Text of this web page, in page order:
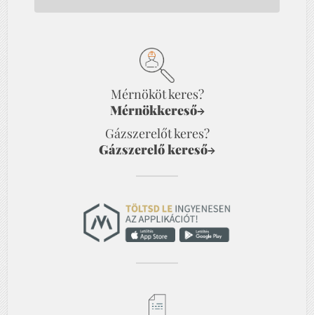
Mérnököt keres?
Mérnökkereső→
Gázszerelőt keres?
Gázszerelő kereső→